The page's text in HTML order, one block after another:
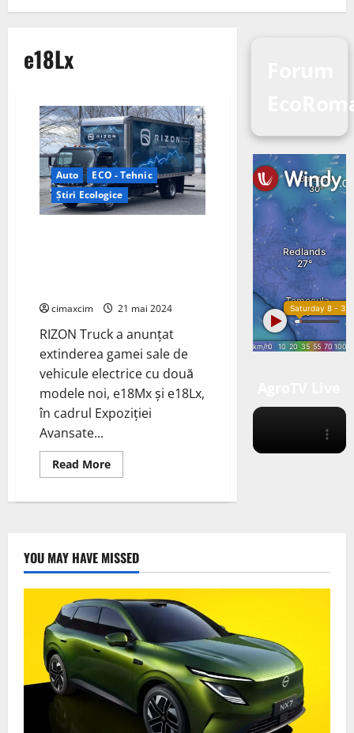
e18Lx
Auto
ECO - Tehnic
Știri Ecologice
cimaxcim 21 mai 2024
RIZON Truck a anunțat
extinderea gamei sale de
vehicule electrice cu două
modele noi, e18Mx și e18Lx,
în cadrul Expoziției
Avansate...
Read MoreRead
more
Truck
gamei
sale
de
vehicule
electrice
cu
două
modele
noi,
e18Mx
și
e18Lx
YOU MAY HAVE MISSED